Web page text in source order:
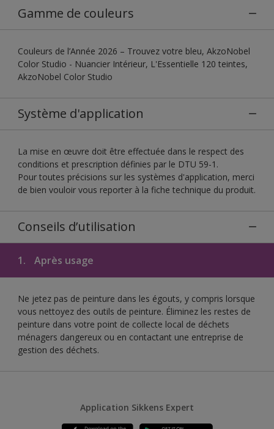
Gamme de couleurs
Couleurs de l’Année 2026 – Trouvez votre bleu, AkzoNobel
Color Studio - Nuancier Intérieur, L'Essentielle 120 teintes,
AkzoNobel Color Studio
Système d'application
La mise en œuvre doit être effectuée dans le respect des
conditions et prescription définies par le DTU 59-1.
Pour toutes précisions sur les systèmes d'application, merci
de bien vouloir vous reporter à la fiche technique du produit.
Conseils d’utilisation
1. Après usage
Ne jetez pas de peinture dans les égouts, y compris lorsque
vous nettoyez des outils de peinture. Éliminez les restes de
peinture dans votre point de collecte local de déchets
ménagers dangereux ou en contactant une entreprise de
gestion des déchets.
Application Sikkens Expert